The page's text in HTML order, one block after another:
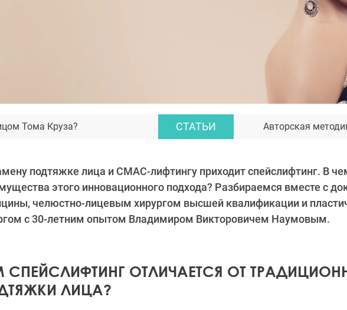
Тома Круза? СТАТЬИ Авторская
подтяжке лица и СМАС-лифтингу приходит спейслифтинг. В
этого инновационного подхода? Разбираемся вместе с
челюстно-лицевым хирургом высшей квалификации и
с 30-летним опытом Владимиром Викторовичем Наумовым.
СПЕЙСЛИФТИНГ ОТЛИЧАЕТСЯ ОТ
ЛИЦА?